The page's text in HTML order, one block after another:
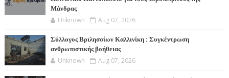
Μάνδρας
Unknown Aug 07, 2026
Σύλλογος Βριλησσίων Καλλινίκη : Συγκέντρωση
ανθρωπιστικής βοήθειας
Unknown Aug 07, 2026